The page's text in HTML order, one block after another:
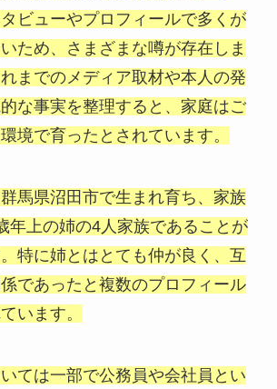
ビューやプロフィールで多くが
ため、さまざまな噂が存在しま
までのメディア取材や本人の発
な事実を整理すると、家庭はご
境で育ったとされています。
馬県沼田市で生まれ育ち、家族
年上の姉の4人家族であることが
特に姉とはとても仲が良く、互
であったと複数のプロフィール
います。
ては一部で公務員や会社員とい